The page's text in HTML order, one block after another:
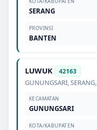
SERANG
PROVINSI
BANTEN
LUWUK 42163
GUNUNGSARI,SERANG,
KECAMATAN
GUNUNGSARI
KOTA/KABUPATEN